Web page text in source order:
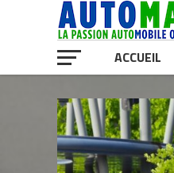
ACCUEIL